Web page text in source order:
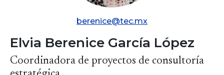
berenice@tec.mx
Elvia Berenice García López
Coordinadora de proyectos de consultoría